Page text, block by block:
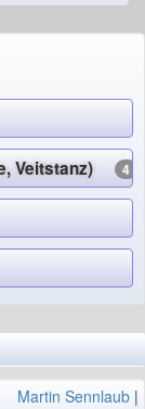
Veitstanz) 4
Martin Sennlaub |